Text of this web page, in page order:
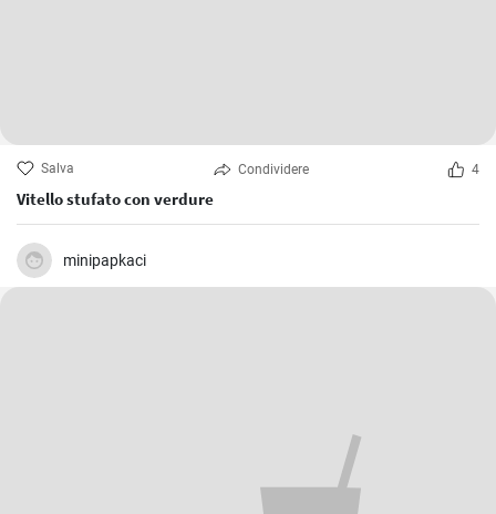
Salva Condividere 4
Vitello stufato con verdure
minipapkaci